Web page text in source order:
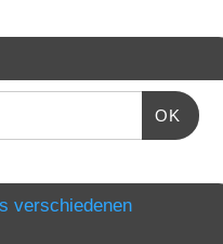
OK
verschiedenen